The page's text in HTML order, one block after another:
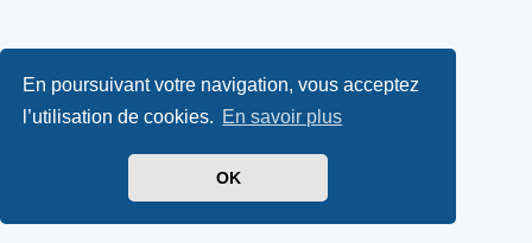
En poursuivant votre navigation, vous acceptez
l’utilisation de cookies. En savoir plus
OK